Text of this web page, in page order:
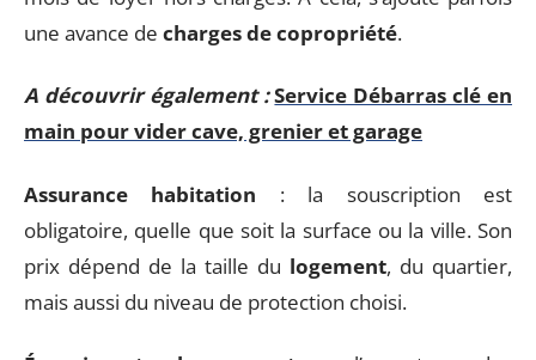
une avance de charges de copropriété.
A découvrir également : Service Débarras clé en
main pour vider cave, grenier et garage
Assurance habitation : la souscription est
obligatoire, quelle que soit la surface ou la ville. Son
prix dépend de la taille du logement, du quartier,
mais aussi du niveau de protection choisi.